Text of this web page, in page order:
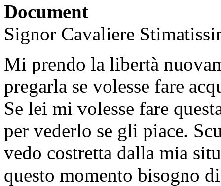
Document
Signor Cavaliere
Mi prendo la libertà
pregarla se volesse fare
Se lei mi volesse fare
per vederlo se gli piace.
vedo costretta dalla mia
questo momento bisogno